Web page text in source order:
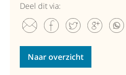
Deel dit via:
Naar overzicht